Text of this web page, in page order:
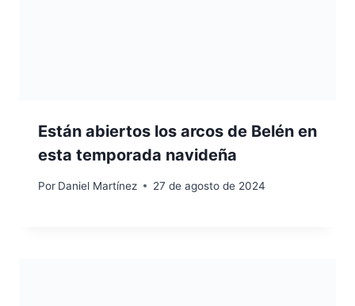
Están abiertos los arcos de Belén en
esta temporada navideña
Por Daniel Martínez 27 de agosto de 2024